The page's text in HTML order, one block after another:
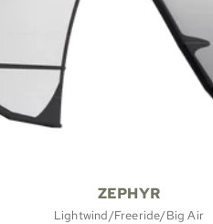
ZEPHYR
Lightwind/Freeride/Big Air